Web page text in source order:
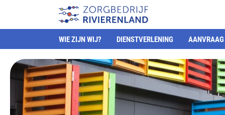
WIE ZIJN WIJ? DIENSTVERLENING AANVRAAG